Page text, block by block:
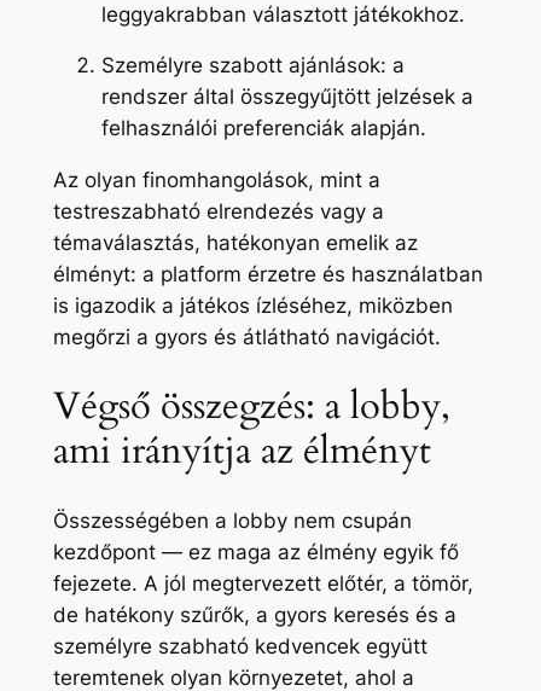
leggyakrabban választott játékokhoz.
Személyre szabott ajánlások: a
rendszer által összegyűjtött jelzések a
felhasználói preferenciák alapján.
Az olyan finomhangolások, mint a
testreszabható elrendezés vagy a
témaválasztás, hatékonyan emelik az
élményt: a platform érzetre és használatban
is igazodik a játékos ízléséhez, miközben
megőrzi a gyors és átlátható navigációt.
Végső összegzés: a lobby,
ami irányítja az élményt
Összességében a lobby nem csupán
kezdőpont — ez maga az élmény egyik fő
fejezete. A jól megtervezett előtér, a tömör,
de hatékony szűrők, a gyors keresés és a
személyre szabható kedvencek együtt
teremtenek olyan környezetet, ahol a